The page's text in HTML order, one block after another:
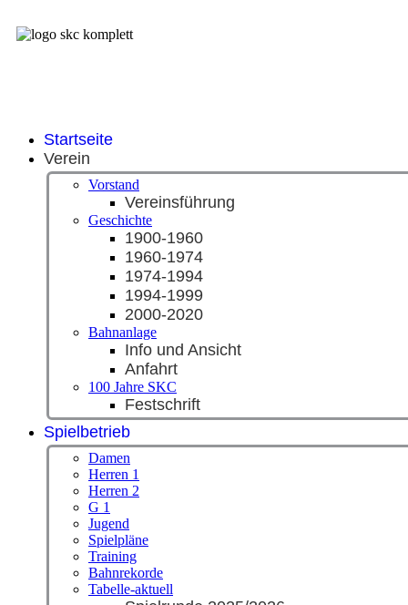
Startseite
Verein
Vorstand
Vereinsführung
Geschichte
1900-1960
1960-1974
1974-1994
1994-1999
2000-2020
Bahnanlage
Info und Ansicht
Anfahrt
100 Jahre SKC
Festschrift
Spielbetrieb
Damen
Herren 1
Herren 2
G 1
Jugend
Spielpläne
Training
Bahnrekorde
Tabelle-aktuell